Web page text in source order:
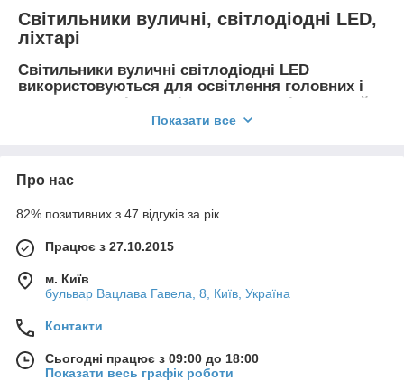
Світильники вуличні, світлодіодні LED,
ліхтарі
Світильники вуличні світлодіодні LED
використовуються для освітлення головних і
селищних доріг, парків, житлових місцевостей,
парковок, складських приміщень і заправок.
Показати все
Про нас
82% позитивних з 47 відгуків за рік
Працює з 27.10.2015
м. Київ
бульвар Вацлава Гавела, 8, Київ, Україна
Контакти
Сьогодні працює з 09:00 до 18:00
Показати весь графік роботи